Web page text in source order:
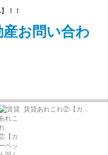
！！
産お問い合わ
賃貸あれこれ②【カ...